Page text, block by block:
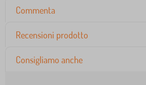
Commenta
Recensioni prodotto
Consigliamo anche